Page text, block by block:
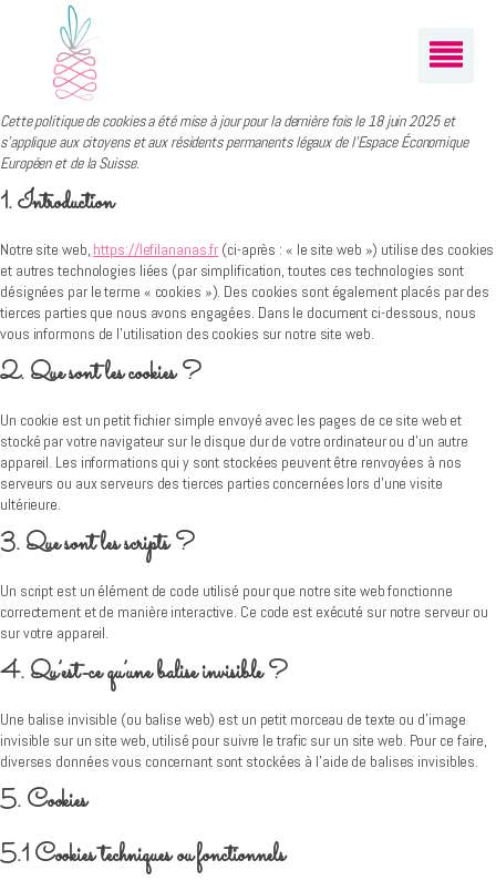
Cette politique de cookies a été mise à jour pour la dernière fois le 18 juin 2025 et
s’applique aux citoyens et aux résidents permanents légaux de l’Espace Économique
Européen et de la Suisse.
1. Introduction
Notre site web, https://lefilananas.fr (ci-après : « le site web ») utilise des cookies
et autres technologies liées (par simplification, toutes ces technologies sont
désignées par le terme « cookies »). Des cookies sont également placés par des
tierces parties que nous avons engagées. Dans le document ci-dessous, nous
vous informons de l’utilisation des cookies sur notre site web.
2. Que sont les cookies ?
Un cookie est un petit fichier simple envoyé avec les pages de ce site web et
stocké par votre navigateur sur le disque dur de votre ordinateur ou d’un autre
appareil. Les informations qui y sont stockées peuvent être renvoyées à nos
serveurs ou aux serveurs des tierces parties concernées lors d’une visite
ultérieure.
3. Que sont les scripts ?
Un script est un élément de code utilisé pour que notre site web fonctionne
correctement et de manière interactive. Ce code est exécuté sur notre serveur ou
sur votre appareil.
4. Qu’est-ce qu’une balise invisible ?
Une balise invisible (ou balise web) est un petit morceau de texte ou d’image
invisible sur un site web, utilisé pour suivre le trafic sur un site web. Pour ce faire,
diverses données vous concernant sont stockées à l’aide de balises invisibles.
5. Cookies
5.1 Cookies techniques ou fonctionnels